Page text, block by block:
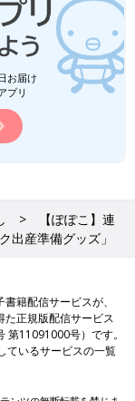
お届け
プリ
【ぽぽこ】連
産準備グッズ」
籍配信サービスが、
た正規版配信サービス
第11091000号）です。
ているサービスの一覧